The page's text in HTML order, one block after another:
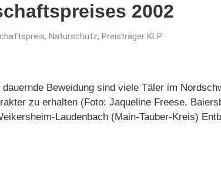
2002
, Naturschutz, Preisträger KLP
Beweidung sind viele Täler im
zu erhalten (Foto: Jaqueline Freese,
Laudenbach (Main-Tauber-Kreis)